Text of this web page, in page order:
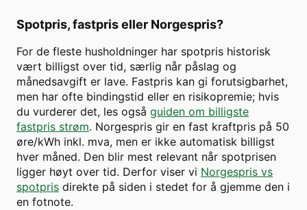
Spotpris, fastpris eller Norgespris?
For de fleste husholdninger har spotpris historisk
vært billigst over tid, særlig når påslag og
månedsavgift er lave. Fastpris kan gi forutsigbarhet,
men har ofte bindingstid eller en risikopremie; hvis
du vurderer det, les også guiden om billigste
fastpris strøm. Norgespris gir en fast kraftpris på 50
øre/kWh inkl. mva, men er ikke automatisk billigst
hver måned. Den blir mest relevant når spotprisen
ligger høyt over tid. Derfor viser vi Norgespris vs
spotpris direkte på siden i stedet for å gjemme den i
en fotnote.